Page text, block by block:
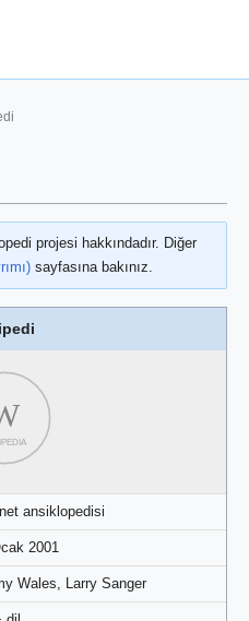
projesi hakkındadır. Diğer
sayfasına bakınız.
ansiklopedisi
2001
Wales, Larry Sanger